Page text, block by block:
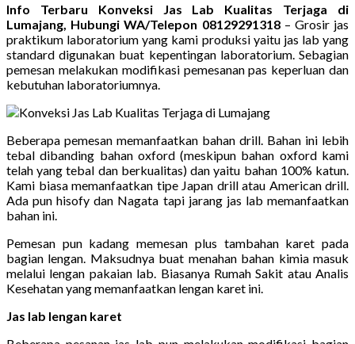
Info Terbaru Konveksi Jas Lab Kualitas Terjaga di
Lumajang, Hubungi WA/Telepon 08129291318– Grosir jas
praktikum laboratorium yang kami produksi yaitu jas lab yang
standard digunakan buat kepentingan laboratorium. Sebagian
pemesan melakukan modifikasi pemesanan pas keperluan dan
kebutuhan laboratoriumnya.
Beberapa pemesan memanfaatkan bahan drill. Bahan ini lebih
tebal dibanding bahan oxford (meskipun bahan oxford kami
telah yang tebal dan berkualitas) dan yaitu bahan 100% katun.
Kami biasa memanfaatkan tipe Japan drill atau American drill.
Ada pun hisofy dan Nagata tapi jarang jas lab memanfaatkan
bahan ini.
Pemesan pun kadang memesan plus tambahan karet pada
bagian lengan. Maksudnya buat menahan bahan kimia masuk
melalui lengan pakaian lab. Biasanya Rumah Sakit atau Analis
Kesehatan yang memanfaatkan lengan karet ini.
Jas lab lengan karet